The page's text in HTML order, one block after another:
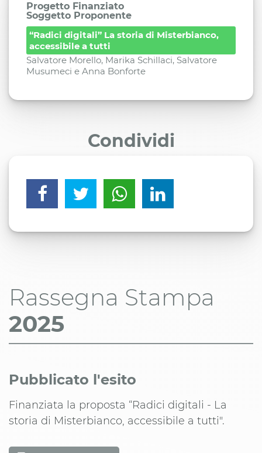
Progetto Finanziato
Soggetto Proponente
“Radici digitali” La storia di Misterbianco,
accessibile a tutti
Salvatore Morello, Marika Schillaci, Salvatore
Musumeci e Anna Bonforte
Condividi
Rassegna Stampa
2025
Pubblicato l'esito
Finanziata la proposta “Radici digitali - La
storia di Misterbianco, accessibile a tutti".